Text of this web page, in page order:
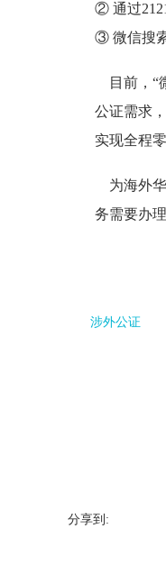
② 通过
③ 微信搜
目前，“
公证需求
实现全程
为海外华
务需要办
涉外公证
分享到: